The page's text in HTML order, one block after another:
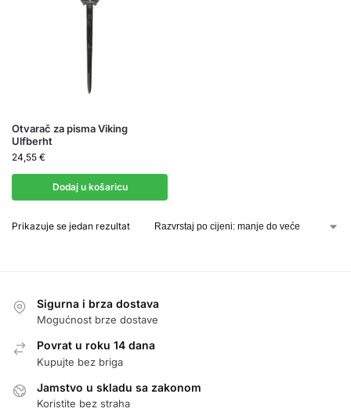
Otvarač za pisma Viking
Ulfberht
24,55 €
Dodaj u košaricu
Prikazuje se jedan rezultat
Sigurna i brza dostava
Mogućnost brze dostave
Povrat u roku 14 dana
Kupujte bez briga
Jamstvo u skladu sa zakonom
Koristite bez straha